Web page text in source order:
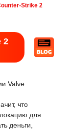
Strike 2
2
Valve
что
для
деньги,